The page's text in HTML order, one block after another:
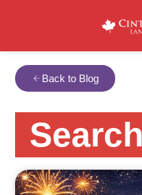
Back to Blog